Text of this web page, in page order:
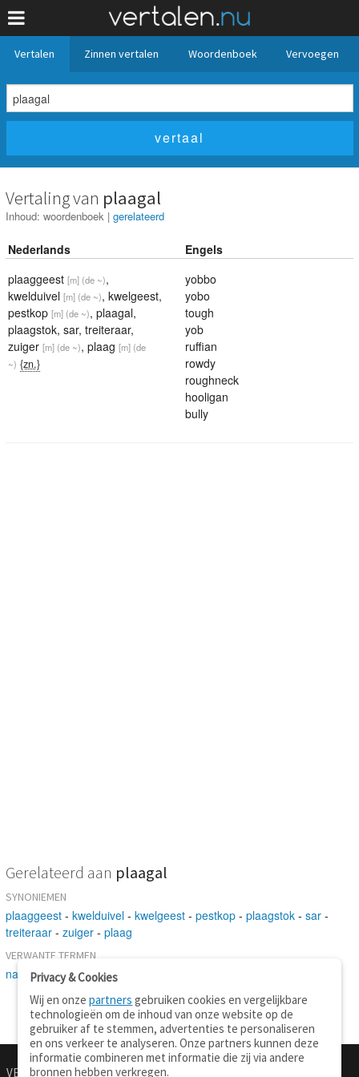
Vertalen Zinnen vertalen Woordenboek Vervoegen
Vertaling van plaagal
Inhoud: woordenboek | gerelateerd
Nederlands
Engels
plaaggeest [m] (de ~),
kwelduivel [m] (de ~), kwelgeest,
pestkop [m] (de ~), plaagal,
plaagstok, sar, treiteraar,
zuiger [m] (de ~), plaag [m] (de
~) {zn.}
yobbo
yobo
tough
yob
ruffian
rowdy
roughneck
hooligan
bully
Gerelateerd aan plaagal
SYNONIEMEN
plaaggeest - kwelduivel - kwelgeest - pestkop - plaagstok - sar -
treiteraar - zuiger - plaag
VERWANTE TERMEN
naarling
VERTALEN.NU
Privacy & Cookies
Wij en onzepartners gebruiken cookies en vergelijkbare
technologieën om de inhoud van onze website op de
gebruiker af te stemmen, advertenties te personaliseren
en ons verkeer te analyseren. Onze partners kunnen deze
informatie combineren met informatie die zij via andere
bronnen hebben verkregen.